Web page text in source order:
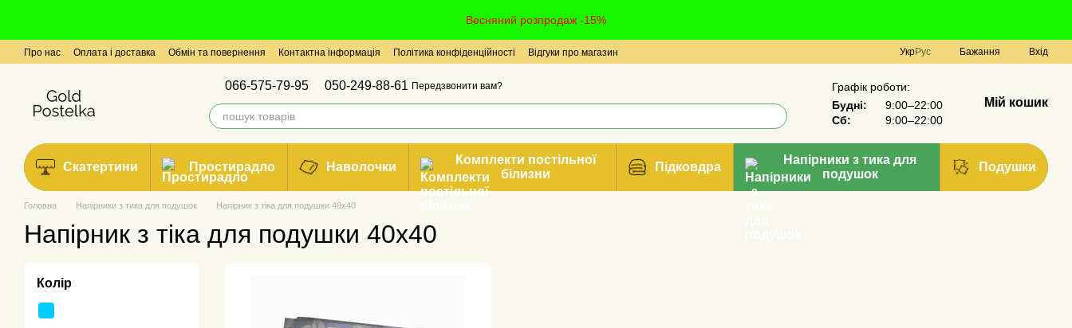
Весняний розпродаж -15%
Про нас Оплата і доставка Обмін та повернення Контактна інформація Політика конфіденційності Відгуки про магазин УкрРус Бажання Вхід
066-575-79-95 050-249-88-61 Передзвонити вам?
Графік роботи:
Будні:
9:00–22:00
Сб:
9:00–22:00
Мій кошик
Скатертини Простирадло Наволочки
Комплекти постільної
білизни
Підковдра
Напірники з тика для
подушок
Подушки
Головна Напірники з тика для подушок Напірник з тіка для подушки 40х40
Напірник з тіка для подушки 40х40
Колір